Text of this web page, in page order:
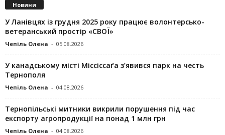
Новини
У Ланівцях із грудня 2025 року працює волонтерсько-
ветеранський простір «СВОЇ»
Чепіль Олена - 05.08.2026
У канадському місті Міссіссаґа з’явився парк на честь
Тернополя
Чепіль Олена - 04.08.2026
Тернопільські митники викрили порушення під час
експорту агропродукції на понад 1 млн грн
Чепіль Олена - 04.08.2026